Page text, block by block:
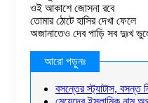
ওই আকাশে জোসনা রবে
তোমার ঠোটে হাসির দেখা ফেলে
অজানাতেও দেব পাড়ি সব দুঃখ
বসন্তের স্ট্যাটাস, বসন্ত